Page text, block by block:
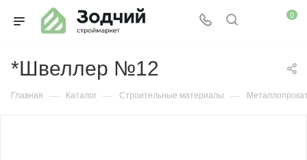
0
*Швеллер №12
Главная — Каталог — Строительные материалы —